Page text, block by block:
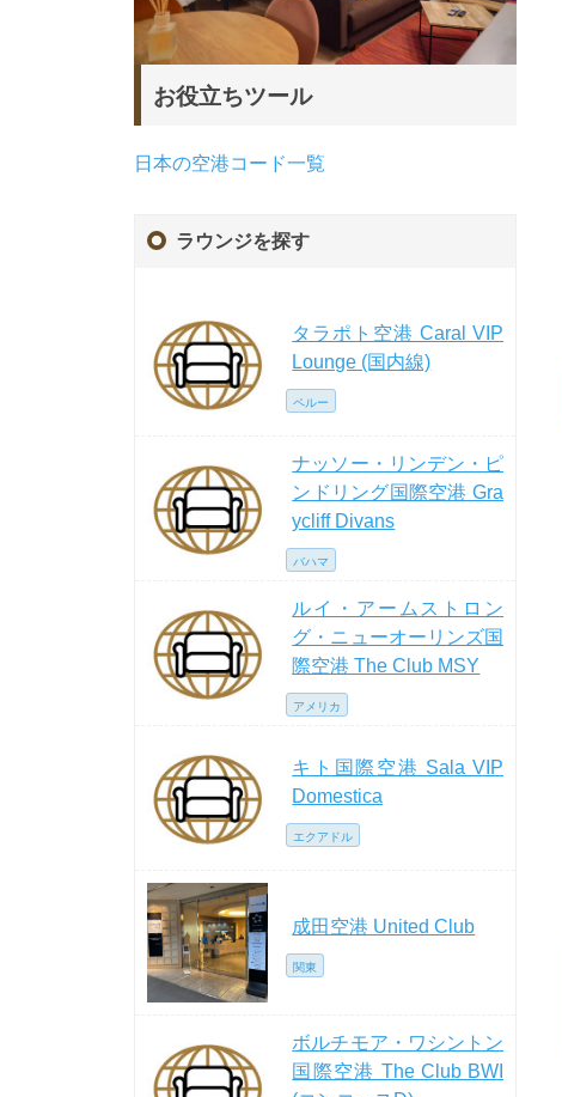
お役立ちツール
日本の空港コード一覧
ラウンジを探す
タラポト空港 Caral VIP
Lounge (国内線)
ペルー
ナッソー・リンデン・ピ
ンドリング国際空港 Gra
ycliff Divans
バハマ
ルイ・アームストロン
グ・ニューオーリンズ国
際空港 The Club MSY
アメリカ
キト国際空港 Sala VIP
Domestica
エクアドル
成田空港 United Club
関東
ボルチモア・ワシントン
国際空港 The Club BWI